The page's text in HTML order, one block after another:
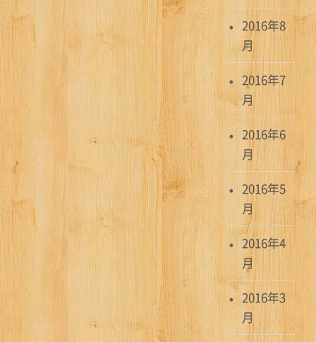
2016年8
月
2016年7
月
2016年6
月
2016年5
月
2016年4
月
2016年3
月